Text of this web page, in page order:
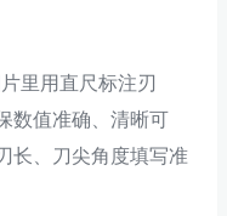
里用直尺标注刃
数值准确、清晰可
长、刀尖角度填写准